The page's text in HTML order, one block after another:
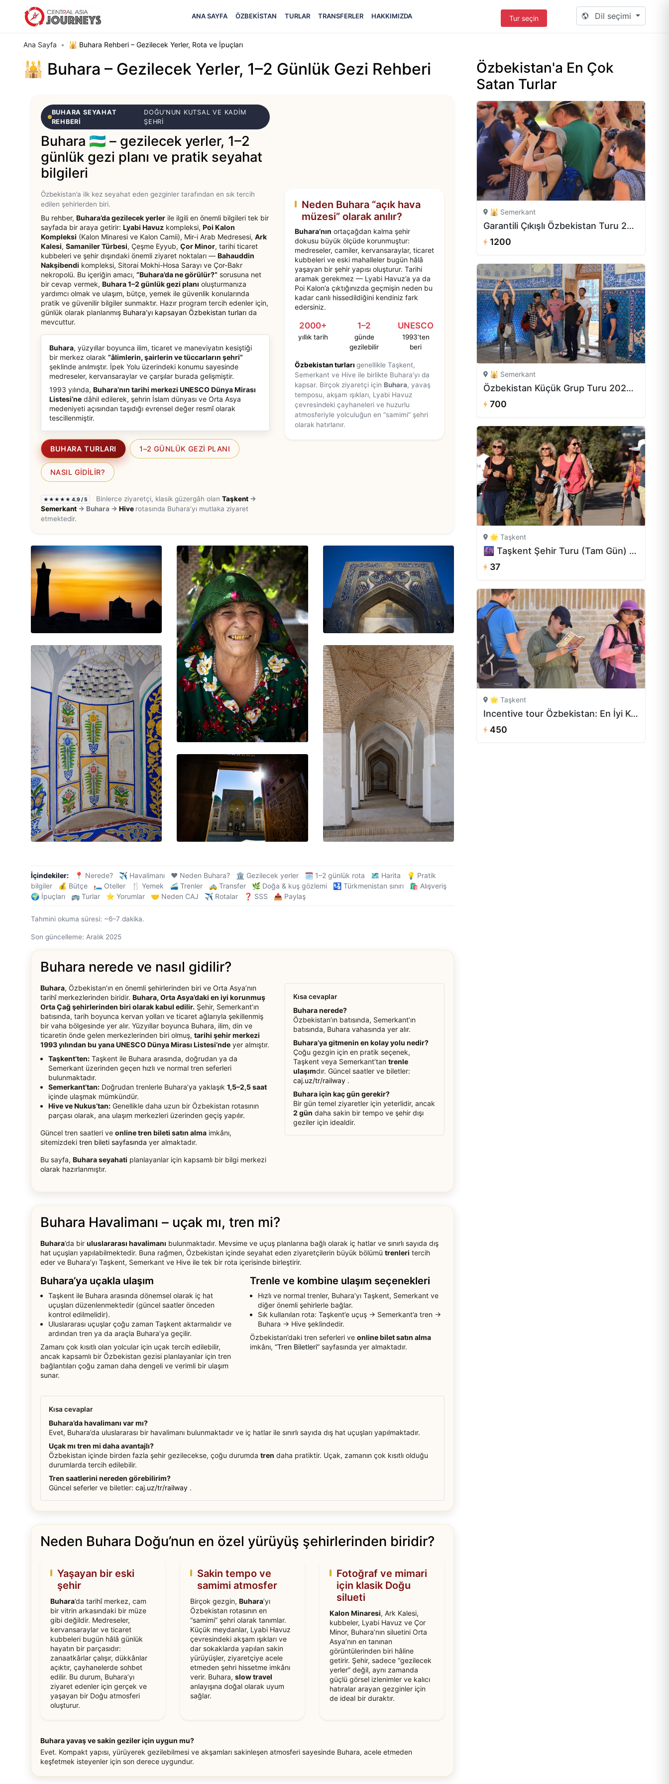
ANA SAYFA ÖZBEKISTAN TURLAR TRANSFERLER HAKKIMIZDA Tur seçin Dil seçimi
Ana Sayfa 🕌 Buhara Rehberi – Gezilecek Yerler, Rota ve İpuçları
🕌 Buhara – Gezilecek Yerler, 1–2 Günlük Gezi Rehberi
BUHARA SEYAHAT
REHBERI
DOĞU’NUN KUTSAL VE KADIM
ŞEHRI
Buhara 🇺🇿 – gezilecek yerler, 1–2
günlük gezi planı ve pratik seyahat
bilgileri
Özbekistan’a ilk kez seyahat eden gezginler tarafından en sık tercih
edilen şehirlerden biri.
Bu rehber, Buhara’da gezilecek yerler ile ilgili en önemli bilgileri tek bir
sayfada bir araya getirir: Lyabi Havuz kompleksi, Poi Kalon
Kompleksi (Kalon Minaresi ve Kalon Camii), Mir-i Arab Medresesi, Ark
Kalesi, Samaniler Türbesi, Çeşme Eyyub, Çor Minor, tarihi ticaret
kubbeleri ve şehir dışındaki önemli ziyaret noktaları — Bahauddin
Nakşibendi kompleksi, Sitorai Mokhi-Hosa Sarayı ve Çor-Bakr
nekropolü. Bu içeriğin amacı, “Buhara’da ne görülür?” sorusuna net
bir cevap vermek, Buhara 1–2 günlük gezi planı oluşturmanıza
yardımcı olmak ve ulaşım, bütçe, yemek ile güvenlik konularında
pratik ve güvenilir bilgiler sunmaktır. Hazır program tercih edenler için,
günlük olarak planlanmış Buhara’yı kapsayan Özbekistan turları da
mevcuttur.
Buhara, yüzyıllar boyunca ilim, ticaret ve maneviyatın kesiştiği
bir merkez olarak “âlimlerin, şairlerin ve tüccarların şehri”
şeklinde anılmıştır. İpek Yolu üzerindeki konumu sayesinde
medreseler, kervansaraylar ve çarşılar burada gelişmiştir.
1993 yılında, Buhara’nın tarihi merkezi UNESCO Dünya Mirası
Listesi’ne dâhil edilerek, şehrin İslam dünyası ve Orta Asya
medeniyeti açısından taşıdığı evrensel değer resmî olarak
tescillenmiştir.
BUHARA TURLARI 1–2 GÜNLÜK GEZI PLANI
NASIL GIDILIR?
★★★★★ 4.9 / 5 Binlerce ziyaretçi, klasik güzergâh olanTaşkent →
Semerkant → Buhara → Hive rotasında Buhara’yı mutlaka ziyaret
etmektedir.
Neden Buhara “açık hava
müzesi” olarak anılır?
Buhara’nın ortaçağdan kalma şehir
dokusu büyük ölçüde korunmuştur:
medreseler, camiler, kervansaraylar, ticaret
kubbeleri ve eski mahalleler bugün hâlâ
yaşayan bir şehir yapısı oluşturur. Tarihi
aramak gerekmez — Lyabi Havuz’a ya da
Poi Kalon’a çıktığınızda geçmişin neden bu
kadar canlı hissedildiğini kendiniz fark
edersiniz.
2000+
yıllık tarih
1–2
günde
gezilebilir
UNESCO
1993’ten
beri
Özbekistan turları genellikle Taşkent,
Semerkant ve Hive ile birlikte Buhara’yı da
kapsar. Birçok ziyaretçi için Buhara, yavaş
temposu, akşam ışıkları, Lyabi Havuz
çevresindeki çayhaneleri ve huzurlu
atmosferiyle yolculuğun en “samimi” şehri
olarak hatırlanır.
İçindekiler: 📍 Nerede? ✈️ Havalimanı ❤️ Neden Buhara? 🏛️ Gezilecek yerler 🗓️ 1–2 günlük rota 🗺️ Harita
💡 Pratik
bilgiler
💰 Bütçe 🛏️ Oteller 🍴 Yemek 🚄 Trenler 🚕 Transfer 🌿 Doğa & kuş gözlemi 🛂 Türkmenistan sınırı
🛍️ Alışveriş
🌍 İpuçları
🚌 Turlar ⭐ Yorumlar 🤝 Neden CAJ ✈️ Rotalar ❓ SSS 📤 Paylaş
Tahmini okuma süresi: ~6–7 dakika.
Son güncelleme: Aralık 2025
Buhara nerede ve nasıl gidilir?
Buhara, Özbekistan’ın en önemli şehirlerinden biri ve Orta Asya’nın
tarihî merkezlerinden biridir. Buhara, Orta Asya’daki en iyi korunmuş
Orta Çağ şehirlerinden biri olarak kabul edilir. Şehir, Semerkant’ın
batısında, tarih boyunca kervan yolları ve ticaret ağlarıyla şekillenmiş
bir vaha bölgesinde yer alır. Yüzyıllar boyunca Buhara, ilim, din ve
ticaretin önde gelen merkezlerinden biri olmuş, tarihi şehir merkezi
1993 yılından bu yana UNESCO Dünya Mirası Listesi’nde yer almıştır.
Taşkent’ten: Taşkent ile Buhara arasında, doğrudan ya da
Semerkant üzerinden geçen hızlı ve normal tren seferleri
bulunmaktadır.
Semerkant’tan: Doğrudan trenlerle Buhara’ya yaklaşık 1,5–2,5 saat
içinde ulaşmak mümkündür.
Hive ve Nukus’tan: Genellikle daha uzun bir Özbekistan rotasının
parçası olarak, ana ulaşım merkezleri üzerinden geçiş yapılır.
Güncel tren saatleri ve online tren bileti satın alma imkânı,
sitemizdeki tren bileti sayfasında yer almaktadır.
Bu sayfa, Buhara seyahati planlayanlar için kapsamlı bir bilgi merkezi
olarak hazırlanmıştır.
Kısa cevaplar
Buhara nerede?
Özbekistan’ın batısında, Semerkant’ın
batısında, Buhara vahasında yer alır.
Buhara’ya gitmenin en kolay yolu nedir?
Çoğu gezgin için en pratik seçenek,
Taşkent veya Semerkant’tantrenle
ulaşımdır. Güncel saatler ve biletler:
caj.uz/tr/railway .
Buhara için kaç gün gerekir?
Bir gün temel ziyaretler için yeterlidir, ancak
2 gün daha sakin bir tempo ve şehir dışı
geziler için idealdir.
Buhara Havalimanı – uçak mı, tren mi?
Buhara’da bir uluslararası havalimanı bulunmaktadır. Mevsime ve uçuş planlarına bağlı olarak iç hatlar ve sınırlı sayıda dış
hat uçuşları yapılabilmektedir. Buna rağmen, Özbekistan içinde seyahat eden ziyaretçilerin büyük bölümü trenleri tercih
eder ve Buhara’yı Taşkent, Semerkant ve Hive ile tek bir rota içerisinde birleştirir.
Buhara’ya uçakla ulaşım
Taşkent ile Buhara arasında dönemsel olarak iç hat
uçuşları düzenlenmektedir (güncel saatler önceden
kontrol edilmelidir).
Uluslararası uçuşlar çoğu zaman Taşkent aktarmalıdır ve
ardından tren ya da araçla Buhara’ya geçilir.
Zamanı çok kısıtlı olan yolcular için uçak tercih edilebilir,
ancak kapsamlı bir Özbekistan gezisi planlayanlar için tren
bağlantıları çoğu zaman daha dengeli ve verimli bir ulaşım
sunar.
Trenle ve kombine ulaşım seçenekleri
Hızlı ve normal trenler, Buhara’yı Taşkent, Semerkant ve
diğer önemli şehirlerle bağlar.
Sık kullanılan rota: Taşkent’e uçuş → Semerkant’a tren →
Buhara → Hive şeklindedir.
Özbekistan’daki tren seferleri ve online bilet satın alma
imkânı, “Tren Biletleri” sayfasında yer almaktadır.
Kısa cevaplar
Buhara’da havalimanı var mı?
Evet, Buhara’da uluslararası bir havalimanı bulunmaktadır ve iç hatlar ile sınırlı sayıda dış hat uçuşları yapılmaktadır.
Uçak mı tren mi daha avantajlı?
Özbekistan içinde birden fazla şehir gezilecekse, çoğu durumda tren daha pratiktir. Uçak, zamanın çok kısıtlı olduğu
durumlarda tercih edilebilir.
Tren saatlerini nereden görebilirim?
Güncel seferler ve biletler: caj.uz/tr/railway .
Neden Buhara Doğu’nun en özel yürüyüş şehirlerinden biridir?
Yaşayan bir eski
şehir
Buhara’da tarihî merkez, cam
bir vitrin arkasındaki bir müze
gibi değildir. Medreseler,
kervansaraylar ve ticaret
kubbeleri bugün hâlâ günlük
hayatın bir parçasıdır:
zanaatkârlar çalışır, dükkânlar
açıktır, çayhanelerde sohbet
edilir. Bu durum, Buhara’yı
ziyaret edenler için gerçek ve
yaşayan bir Doğu atmosferi
oluşturur.
Sakin tempo ve
samimi atmosfer
Birçok gezgin, Buhara’yı
Özbekistan rotasının en
“samimi” şehri olarak tanımlar.
Küçük meydanlar, Lyabi Havuz
çevresindeki akşam ışıkları ve
dar sokaklarda yapılan sakin
yürüyüşler, ziyaretçiye acele
etmeden şehri hissetme imkânı
verir. Buhara, slow travel
anlayışına doğal olarak uyum
sağlar.
Fotoğraf ve mimari
için klasik Doğu
silueti
Kalon Minaresi, Ark Kalesi,
kubbeler, Lyabi Havuz ve Çor
Minor, Buhara’nın siluetini Orta
Asya’nın en tanınan
görüntülerinden biri hâline
getirir. Şehir, sadece “gezilecek
yerler” değil, aynı zamanda
güçlü görsel izlenimler ve kalıcı
hatıralar arayan gezginler için
de ideal bir duraktır.
Buhara yavaş ve sakin geziler için uygun mu?
Evet. Kompakt yapısı, yürüyerek gezilebilmesi ve akşamları sakinleşen atmosferi sayesinde Buhara, acele etmeden
keşfetmek isteyenler için son derece uygundur.
Özbekistan'a En Çok
Satan Turlar
🕌 Semerkant
Garantili Çıkışlı Özbekistan Turu 2026–2027 | 8 Gün 1.200 USD’den itibaren
1200
🕌 Semerkant
Özbekistan Küçük Grup Turu 2026 | 5 Gün 700 USD’den
700
🌟 Taşkent
🌆 Taşkent Şehir Turu (Tam Gün) — Biletler, Öğle Yemeği ve Rehber
37
🌟 Taşkent
Incentive tour Özbekistan: En İyi Kurumsal Gezi
450